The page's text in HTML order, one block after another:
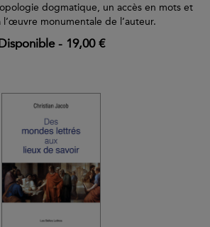
dogmatique, un accès en mots et
l’œuvre monumentale de l’auteur.
- 19,00 €